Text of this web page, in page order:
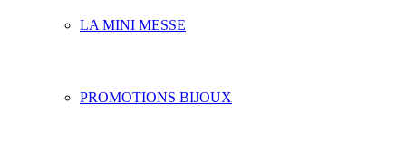
LA MINI MESSE
PROMOTIONS BIJOUX